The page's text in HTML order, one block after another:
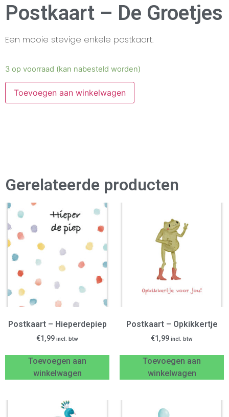
Postkaart – De Groetjes
Een mooie stevige enkele postkaart.
3 op voorraad (kan nabesteld worden)
Toevoegen aan winkelwagen
Gerelateerde producten
Postkaart – Hieperdepiep
€1,99 incl. btw
Toevoegen aan
winkelwagen
Postkaart – Opkikkertje
€1,99 incl. btw
Toevoegen aan
winkelwagen